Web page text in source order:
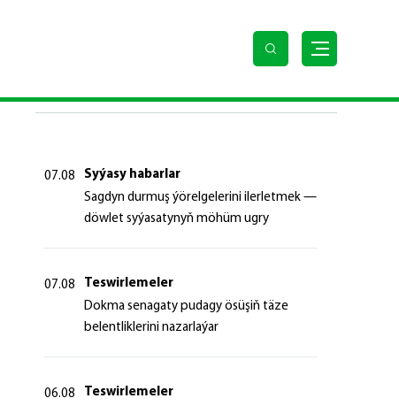
07.08
Syýasy habarlar
Sagdyn durmuş ýörelgelerini ilerletmek —
döwlet syýasatynyň möhüm ugry
07.08
Teswirlemeler
Dokma senagaty pudagy ösüşiň täze
belentliklerini nazarlaýar
06.08
Teswirlemeler